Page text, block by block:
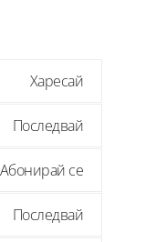
Харесай
Последвай
Абонирай се
Последвай